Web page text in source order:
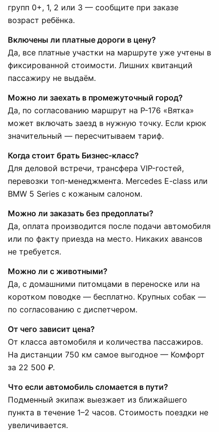
групп 0+, 1, 2 или 3 — сообщите при заказе
возраст ребёнка.
Включены ли платные дороги в цену?
Да, все платные участки на маршруте уже учтены в
фиксированной стоимости. Лишних квитанций
пассажиру не выдаём.
Можно ли заехать в промежуточный город?
Да, по согласованию маршрут на Р-176 «Вятка»
может включать заезд в нужную точку. Если крюк
значительный — пересчитываем тариф.
Когда стоит брать Бизнес-класс?
Для деловой встречи, трансфера VIP-гостей,
перевозки топ-менеджмента. Mercedes E-class или
BMW 5 Series с кожаным салоном.
Можно ли заказать без предоплаты?
Да, оплата производится после подачи автомобиля
или по факту приезда на место. Никаких авансов
не требуется.
Можно ли с животными?
Да, с домашними питомцами в переноске или на
коротком поводке — бесплатно. Крупных собак —
по согласованию с диспетчером.
От чего зависит цена?
От класса автомобиля и количества пассажиров.
На дистанции 750 км самое выгодное — Комфорт
за 22 500 ₽.
Что если автомобиль сломается в пути?
Подменный экипаж выезжает из ближайшего
пункта в течение 1–2 часов. Стоимость поездки не
увеличивается.